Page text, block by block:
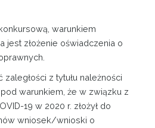
warunkiem
jest złożenie oświadczenia o
z tytułu należności
warunkiem, że w związku z
19 w 2020 r. złożył do
wniosek/wnioski o